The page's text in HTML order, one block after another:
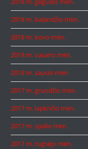
2018 m. balandžio mėn.
2018 m. kovo mėn.
2018 m. vasario mėn.
2018 m. sausio mėn.
2017 m. gruodžio mėn.
2017 m. lapkričio mėn.
2017 m. spalio mėn.
2017 m. rugsėjo mėn.